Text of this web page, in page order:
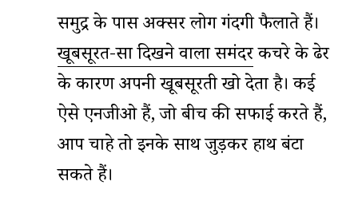
समुद्र के पास अक्सर लोग गंदगी फैलाते हैं।
खूबसूरत-सा दिखने वाला समंदरकचरे के ढेर
के कारण अपनी खूबसूरती खो देता है। कई
ऐसे एनजीओ हैं, जो बीच की सफाई करते हैं,
आप चाहे तो इनके साथ जुड़कर हाथ बंटा
सकते हैं।